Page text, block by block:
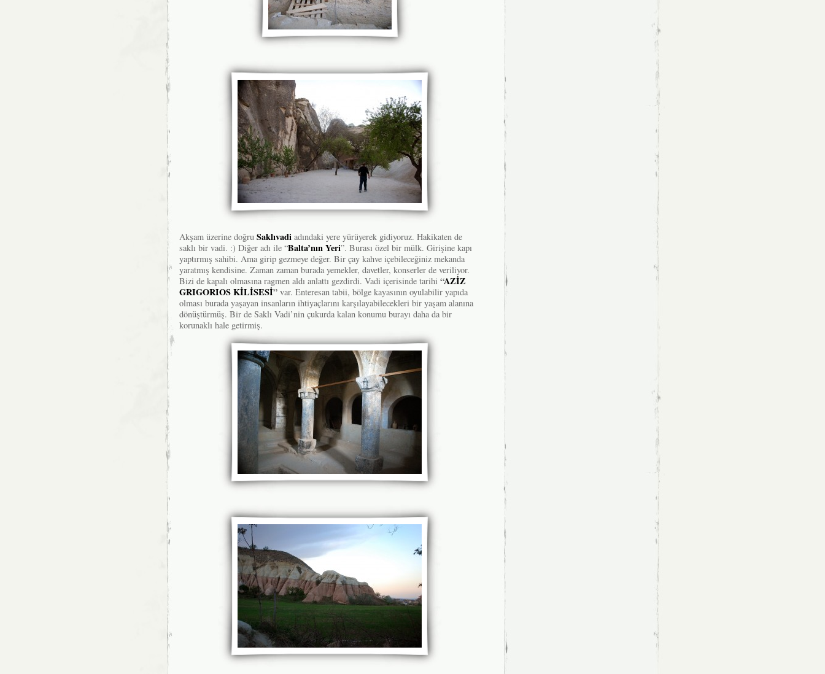
Akşam üzerine doğru Saklıvadi adındaki yere yürüyerek gidiyoruz. Hakikaten de
saklı bir vadi. :) Diğer adı ile “Balta’nın Yeri”. Burası özel bir mülk. Girişine kapı
yaptırmış sahibi. Ama girip gezmeye değer. Bir çay kahve içebileceğiniz mekanda
yaratmış kendisine. Zaman zaman burada yemekler, davetler, konserler de veriliyor.
Bizi de kapalı olmasına ragmen aldı anlattı gezdirdi. Vadi içerisinde tarihi “AZİZ
GRIGORIOS KİLİSESİ” var. Enteresan tabii, bölge kayasının oyulabilir yapıda
olması burada yaşayan insanların ihtiyaçlarını karşılayabilecekleri bir yaşam alanına
dönüştürmüş. Bir de Saklı Vadi’nin çukurda kalan konumu burayı daha da bir
korunaklı hale getirmiş.